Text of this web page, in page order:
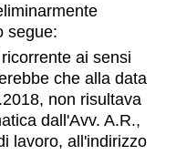
segue:
ai sensi
che alla data
non risultava
dall'Avv. A.R.,
lavoro, all'indirizzo